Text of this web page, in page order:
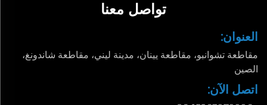
تواصل معنا
العنوان:
مقاطعة تشوانبو، مقاطعة يينان، مدينة ليني، مقاطعة شاندونغ،
الصين
اتصل الآن: